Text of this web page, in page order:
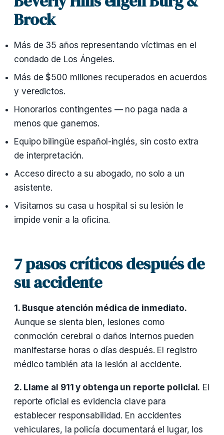
Brock
Más de 35 años representando víctimas en el
condado de Los Ángeles.
Más de $500 millones recuperados en acuerdos
y veredictos.
Honorarios contingentes — no paga nada a
menos que ganemos.
Equipo bilingüe español-inglés, sin costo extra
de interpretación.
Acceso directo a su abogado, no solo a un
asistente.
Visitamos su casa u hospital si su lesión le
impide venir a la oficina.
7 pasos críticos después de
su accidente
1. Busque atención médica de inmediato.
Aunque se sienta bien, lesiones como
conmoción cerebral o daños internos pueden
manifestarse horas o días después. El registro
médico también ata la lesión al accidente.
2. Llame al 911 y obtenga un reporte policial. El
reporte oficial es evidencia clave para
establecer responsabilidad. En accidentes
vehiculares, la policía documentará el lugar, los